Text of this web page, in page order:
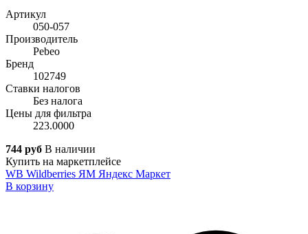
Артикул
050-057
Производитель
Pebeo
Бренд
102749
Ставки налогов
Без налога
Цены для фильтра
223.0000
744 руб В наличии
Купить на маркетплейсе
WB Wildberries ЯМ Яндекс Маркет
В корзину